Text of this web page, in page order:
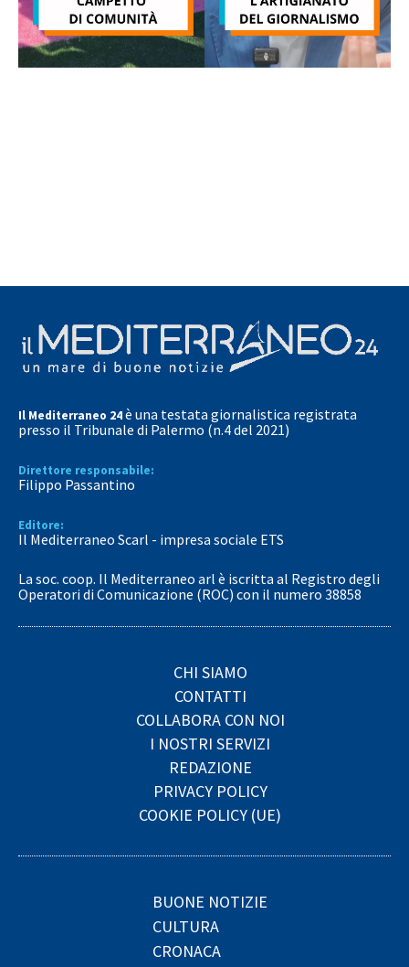
Il Mediterraneo 24è una testata giornalistica registrata
presso il Tribunale di Palermo (n.4 del 2021)
Direttore responsabile:
Filippo Passantino
Editore:
Il Mediterraneo Scarl - impresa sociale ETS
La soc. coop. Il Mediterraneo arl è iscritta al Registro degli
Operatori di Comunicazione (ROC) con il numero 38858
CHI SIAMO
CONTATTI
COLLABORA CON NOI
I NOSTRI SERVIZI
REDAZIONE
PRIVACY POLICY
COOKIE POLICY (UE)
BUONE NOTIZIE
CULTURA
CRONACA